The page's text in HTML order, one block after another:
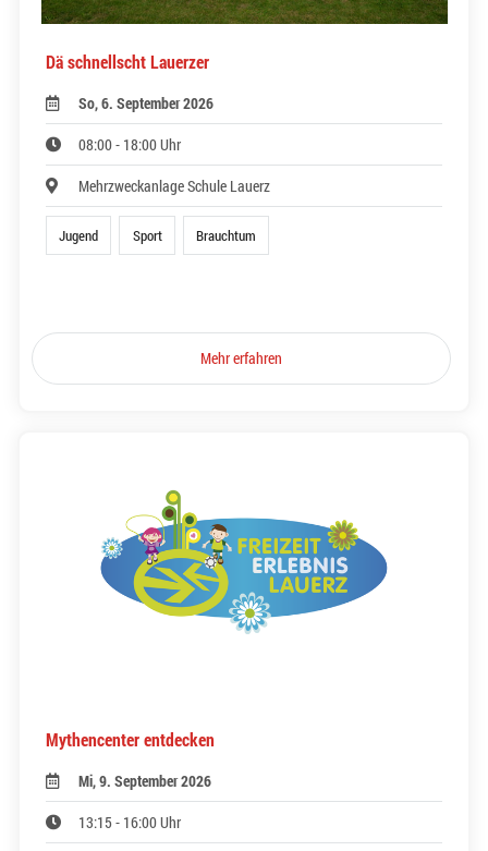
Dä schnellscht Lauerzer
So, 6. September 2026
08:00 - 18:00 Uhr
Mehrzweckanlage Schule Lauerz
Jugend Sport Brauchtum
Mehr erfahren
Mythencenter entdecken
Mi, 9. September 2026
13:15 - 16:00 Uhr